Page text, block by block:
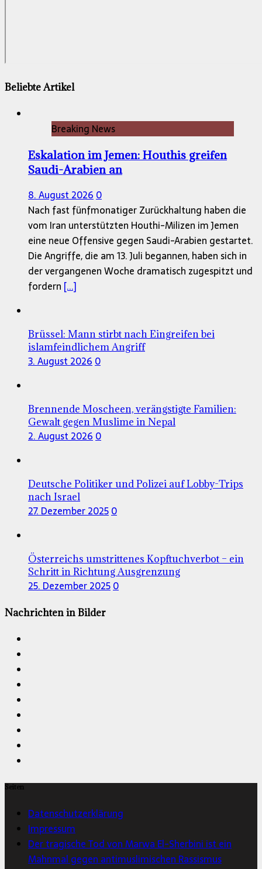
Beliebte Artikel
Breaking News
Eskalation im Jemen: Houthis greifen
Saudi-Arabien an
8. August 20260
Nach fast fünfmonatiger Zurückhaltung haben die
vom Iran unterstützten Houthi-Milizen im Jemen
eine neue Offensive gegen Saudi-Arabien gestartet.
Die Angriffe, die am 13. Juli begannen, haben sich in
der vergangenen Woche dramatisch zugespitzt und
fordern [...]
Brüssel: Mann stirbt nach Eingreifen bei
islamfeindlichem Angriff
3. August 20260
Brennende Moscheen, verängstigte Familien:
Gewalt gegen Muslime in Nepal
2. August 20260
Deutsche Politiker und Polizei auf Lobby-Trips
nach Israel
27. Dezember 20250
Österreichs umstrittenes Kopftuchverbot – ein
Schritt in Richtung Ausgrenzung
25. Dezember 20250
Nachrichten in Bilder
Seiten
Datenschutzerklärung
Impressum
Der tragische Tod von Marwa El-Sherbini ist ein
Mahnmal gegen antimuslimischen Rassismus